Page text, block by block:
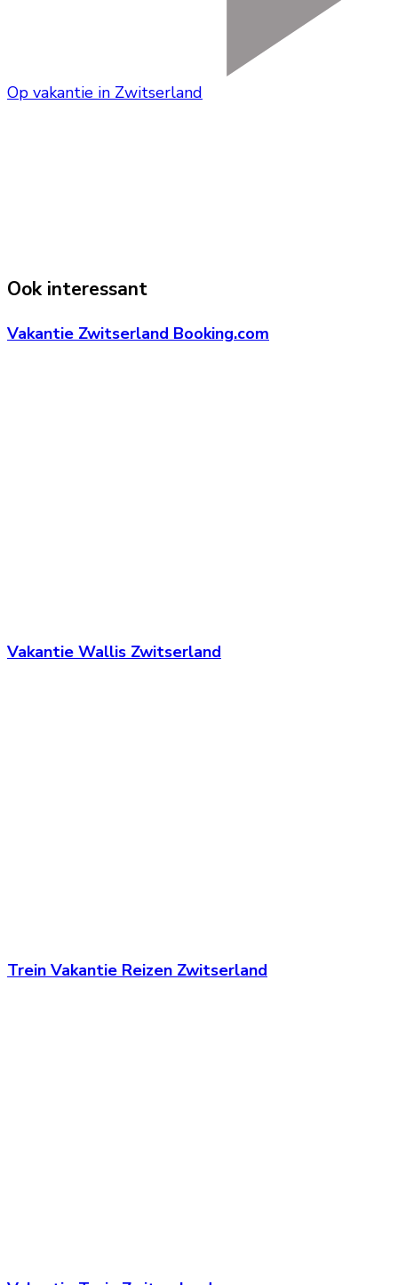
Op vakantie in Zwitserland
Ook interessant
Vakantie Zwitserland Booking.com
Vakantie Wallis Zwitserland
Trein Vakantie Reizen Zwitserland